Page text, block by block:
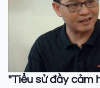
"Tiểu sử đầy cảm